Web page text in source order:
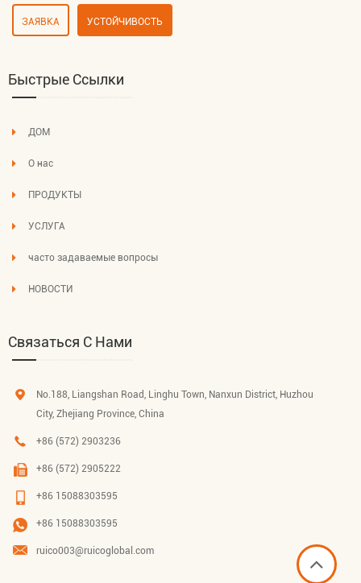
ЗАЯВКА УСТОЙЧИВОСТЬ
Быстрые Ссылки
ДОМ
О нас
ПРОДУКТЫ
УСЛУГА
часто задаваемые вопросы
НОВОСТИ
Связаться С Нами
No.188, Liangshan Road, Linghu Town, Nanxun District, Huzhou
City, Zhejiang Province, China
+86 (572) 2903236
+86 (572) 2905222
+86 15088303595
+86 15088303595
ruico003@ruicoglobal.com